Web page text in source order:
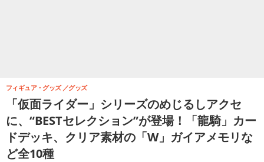
「仮面ライダー」シリーズのめじるしアクセ
に、“BESTセレクション”が登場！「龍騎」カー
ドデッキ、クリア素材の「W」ガイアメモリな
ど全10種
フィギュア・グッズ グッズ